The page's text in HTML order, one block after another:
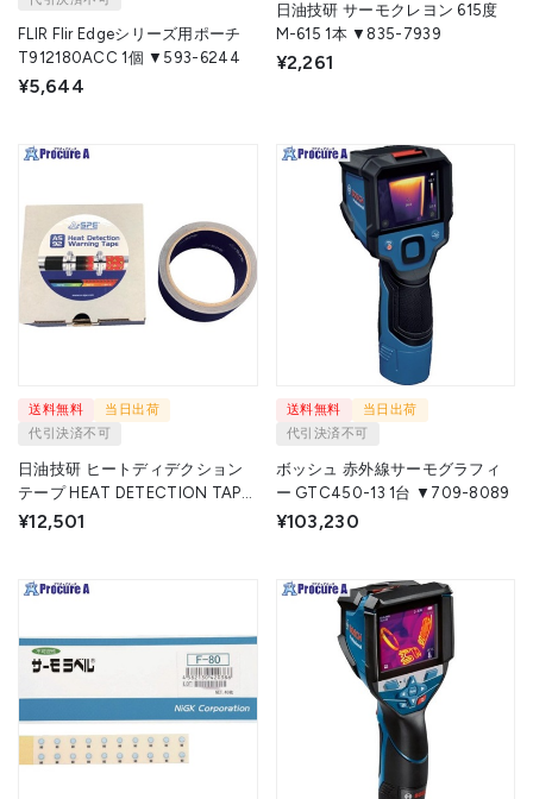
FLIR Flir Edgeシリーズ用ポーチ
T912180ACC 1個 ▼593-6244
¥5,644
日油技研 サーモクレヨン 615度
M-615 1本 ▼835-7939
¥2,261
送料無料
当日出荷
代引決済不可
日油技研 ヒートディデクション
テープ HEAT DETECTION TAPE
1枚 ▼683-4298
¥12,501
送料無料
当日出荷
代引決済不可
ボッシュ 赤外線サーモグラフィ
ー GTC450-13 1台 ▼709-8089
¥103,230